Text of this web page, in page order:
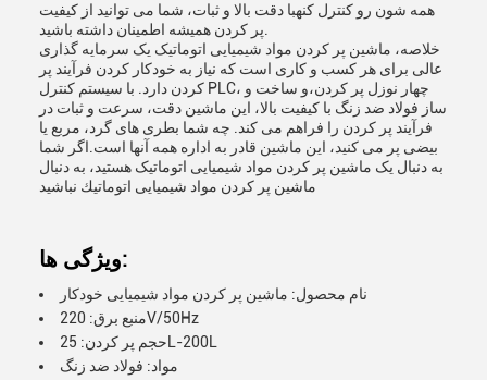
همه شون رو کنترل کنهبا دقت بالا و ثبات، شما می توانید از کیفیت
خلاصه، ماشین پر کردن مواد شیمیایی اتوماتیک یک سرمایه گذاری
عالی برای هر کسب و کاری است که نیاز به خودکار کردن فرآیند پر
کردن دارد. با سیستم کنترل PLC، چهار نوزل پر کردن،و ساخت و
ساز فولاد ضد زنگ با کیفیت بالا، این ماشین دقت، سرعت و ثبات در
فرآیند پر کردن را فراهم می کند. چه شما بطری های گرد، مربع یا
بیضی پر می کنید، این ماشین قادر به اداره همه آنها است.اگر شما
به دنبال یک ماشین پر کردن مواد شیمیایی اتوماتیک هستید، به دنبال
ماشين پر کردن مواد شیمیایی اتوماتيك نباشيد
ویژگی ها:
نام محصول: ماشین پر کردن مواد شیمیایی خودکار
منبع برق: 220V/50Hz
حجم پر کردن: 25L-200L
مواد: فولاد ضد زنگ